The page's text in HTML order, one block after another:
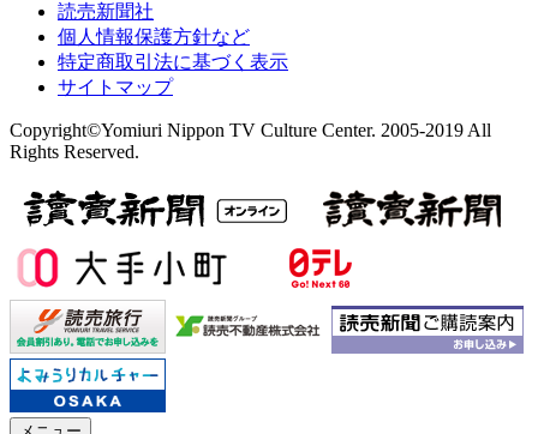
読売新聞社
個人情報保護方針など
特定商取引法に基づく表示
サイトマップ
Copyright©Yomiuri Nippon TV Culture Center. 2005-2019 All
Rights Reserved.